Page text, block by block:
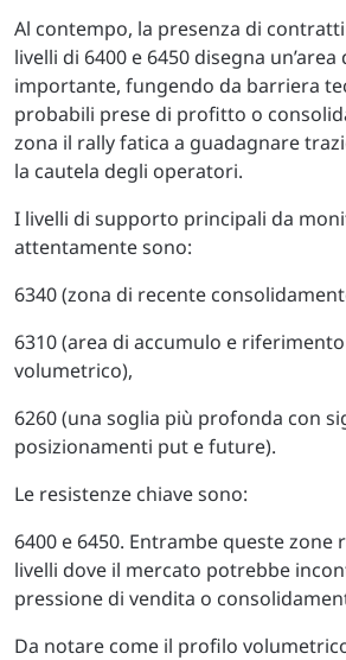
Al contempo, la presenza di
livelli di 6400 e 6450 disegna
importante, fungendo da barriera
probabili prese di profitto o
zona il rally fatica a guadagnare
la cautela degli operatori.
I livelli di supporto principali da
attentamente sono:
6340 (zona di recente
6310 (area di accumulo e
volumetrico),
6260 (una soglia più profonda con
posizionamenti put e future).
Le resistenze chiave sono:
6400 e 6450. Entrambe queste zone
livelli dove il mercato potrebbe
pressione di vendita o
Da notare come il profilo